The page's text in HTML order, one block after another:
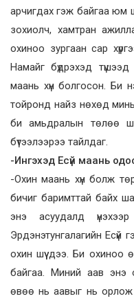
арчигдах гэж байгаа юм
зохиолч, хамтран
охиноо зургаан cap
Намайг бүдрэхэд
маань хүн болгосон. Би
тойронд найз нөхөд
би амьдралын төлөө
бүтээлээрээ тайлдаг.
-Ингэхэд Есүй маань
-Охин маань хүн болж
бичиг баримттай байх
энэ асуудалд
Эрдэнэтунгалагийн Есүй
охин шүү дээ. Би
байгаа. Миний аав энэ
өвөө нь аавыг нь